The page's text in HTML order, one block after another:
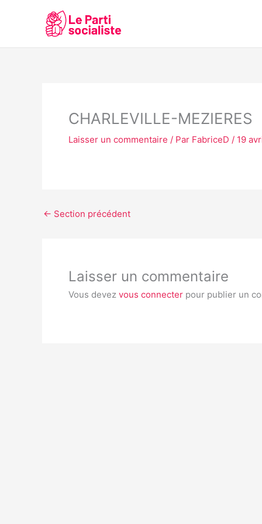
CHARLEVILLE-MEZIERES
Laisser un commentaire / Par FabriceD / 19
← Section précédent
Laisser un commentaire
Vous devez vous connecter pour publier un